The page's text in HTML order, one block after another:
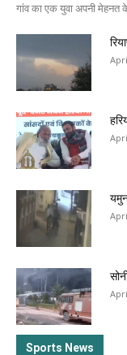
गांव का एक युवा अपनी मेहनत
Sports News